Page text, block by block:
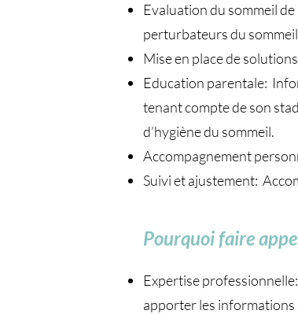
Evaluation du sommeil
perturbateurs du
Mise en place de
Education parentale:
tenant compte de son
d’hygiène du sommeil.
Accompagnement
Suivi et ajustement:
Pourquoi faire
Expertise
apporter les informations